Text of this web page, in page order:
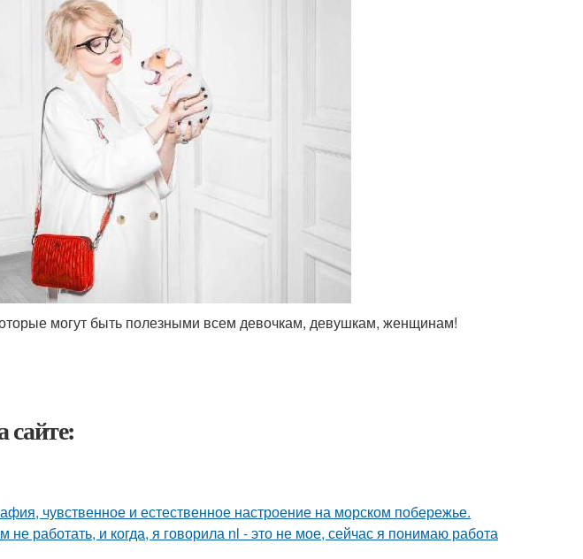
могут быть полезными всем девочкам, девушкам, женщинам!
сайте:
чувственное и естественное настроение на морском побережье.
не работать, и когда, я говорила nl - это не мое, сейчас я понимаю работа